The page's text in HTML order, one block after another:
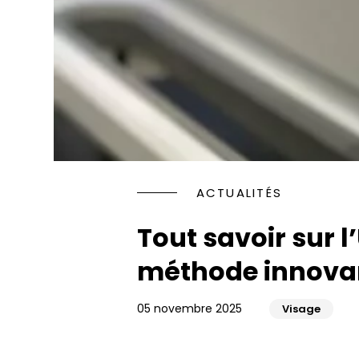
ACTUALITÉS
Tout savoir sur
méthode
05 novembre 2025 Visage